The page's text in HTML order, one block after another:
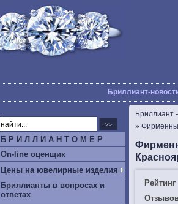
Бриллиант-
Б Р И Л Л И А Н Т О М Е Р
On-line оценщик
Цены на ювелирные изделия ›
Бриллианты в вопросах и
ответах
Бриллиант
»
Рейтинг